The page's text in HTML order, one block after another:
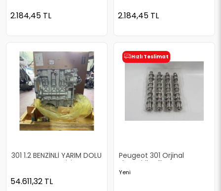
2.184,45 TL 2.184,45 TL
301 1.2 BENZİNLİ YARIM DOLU
MOTOR SIFIR ORİJİNAL
YAĞ POMPASI , KARTEL
ÜZERİNDE)
54.611,32 TL
Hızlı Teslimat
Peugeot 301 Orjinal
Eksantirik Mili
Yeni